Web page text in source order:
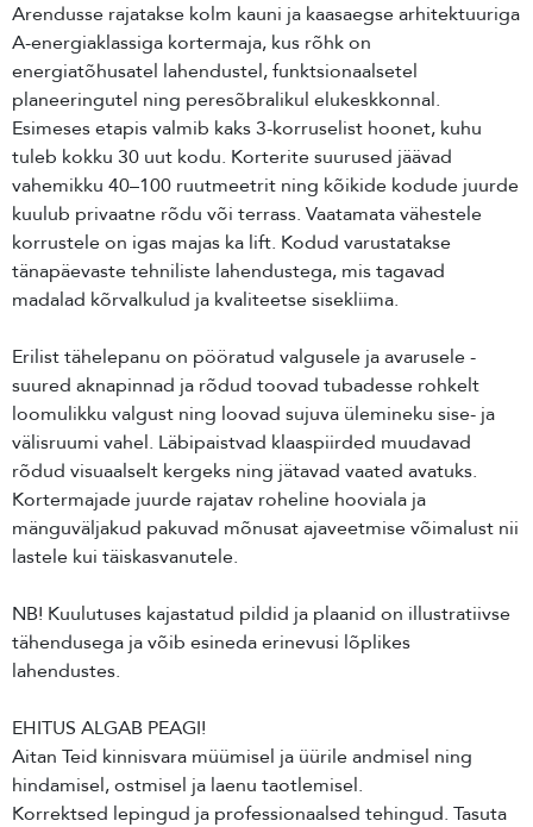
Arendusse rajatakse kolm kauni ja kaasaegse arhitektuuriga
A-energiaklassiga kortermaja, kus rõhk on
energiatõhusatel lahendustel, funktsionaalsetel
planeeringutel ning peresõbralikul elukeskkonnal.
Esimeses etapis valmib kaks 3-korruselist hoonet, kuhu
tuleb kokku 30 uut kodu. Korterite suurused jäävad
vahemikku 40–100 ruutmeetrit ning kõikide kodude juurde
kuulub privaatne rõdu või terrass. Vaatamata vähestele
korrustele on igas majas ka lift. Kodud varustatakse
tänapäevaste tehniliste lahendustega, mis tagavad
madalad kõrvalkulud ja kvaliteetse sisekliima.
Erilist tähelepanu on pööratud valgusele ja avarusele -
suured aknapinnad ja rõdud toovad tubadesse rohkelt
loomulikku valgust ning loovad sujuva ülemineku sise- ja
välisruumi vahel. Läbipaistvad klaaspiirded muudavad
rõdud visuaalselt kergeks ning jätavad vaated avatuks.
Kortermajade juurde rajatav roheline hooviala ja
mänguväljakud pakuvad mõnusat ajaveetmise võimalust nii
lastele kui täiskasvanutele.
NB! Kuulutuses kajastatud pildid ja plaanid on illustratiivse
tähendusega ja võib esineda erinevusi lõplikes
lahendustes.
EHITUS ALGAB PEAGI!
Aitan Teid kinnisvara müümisel ja üürile andmisel ning
hindamisel, ostmisel ja laenu taotlemisel.
Korrektsed lepingud ja professionaalsed tehingud. Tasuta